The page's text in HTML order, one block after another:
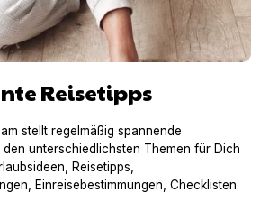
Reisetipps
stellt regelmäßig spannende
unterschiedlichsten Themen für Dich
Reisetipps,
Einreisebestimmungen, Checklisten